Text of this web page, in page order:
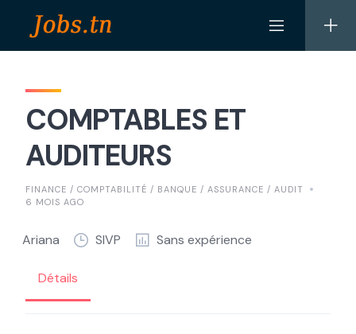
COMPTABLES ET
AUDITEURS
FINANCE / COMPTABILITÉ / BANQUE / ASSURANCE / AUDIT
6 MOIS AGO
Ariana SIVP Sans expérience
Détails